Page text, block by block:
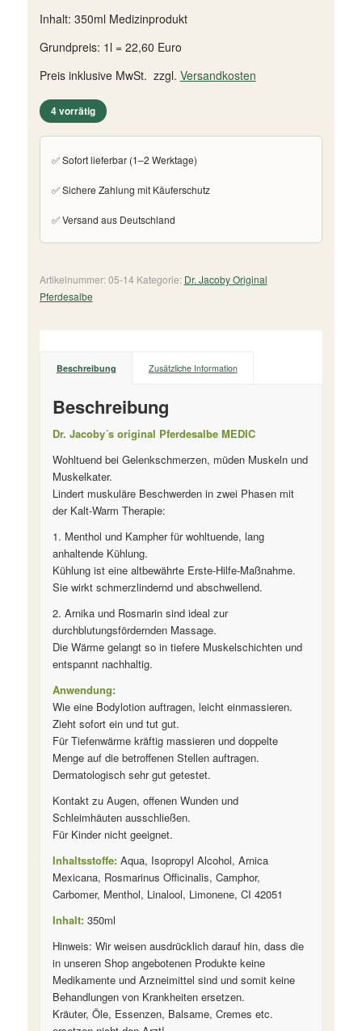
Inhalt: 350ml Medizinprodukt
Grundpreis: 1l = 22,60 Euro
Preis inklusive MwSt. zzgl. Versandkosten
4 vorrätig
✅ Sofort lieferbar (1–2 Werktage)
✅ Sichere Zahlung mit Käuferschutz
✅ Versand aus Deutschland
Artikelnummer:05-14 Kategorie: Dr. Jacoby Original
Pferdesalbe
Beschreibung Zusätzliche Information
Beschreibung
Dr. Jacoby´s original Pferdesalbe MEDIC
Wohltuend bei Gelenkschmerzen, müden Muskeln und
Muskelkater.
Lindert muskuläre Beschwerden in zwei Phasen mit
der Kalt-Warm Therapie:
1. Menthol und Kampher für wohltuende, lang
anhaltende Kühlung.
Kühlung ist eine altbewährte Erste-Hilfe-Maßnahme.
Sie wirkt schmerzlindernd und abschwellend.
2. Arnika und Rosmarin sind ideal zur
durchblutungsfördernden Massage.
Die Wärme gelangt so in tiefere Muskelschichten und
entspannt nachhaltig.
Anwendung:
Wie eine Bodylotion auftragen, leicht einmassieren.
Zieht sofort ein und tut gut.
Für Tiefenwärme kräftig massieren und doppelte
Menge auf die betroffenen Stellen auftragen.
Dermatologisch sehr gut getestet.
Kontakt zu Augen, offenen Wunden und
Schleimhäuten ausschließen.
Für Kinder nicht geeignet.
Inhaltsstoffe:Aqua, Isopropyl Alcohol, Arnica
Mexicana, Rosmarinus Officinalis, Camphor,
Carbomer, Menthol, Linalool, Limonene, CI 42051
Inhalt:350ml
Hinweis: Wir weisen ausdrücklich darauf hin, dass die
in unseren Shop angebotenen Produkte keine
Medikamente und Arzneimittel sind und somit keine
Behandlungen von Krankheiten ersetzen.
Kräuter, Öle, Essenzen, Balsame, Cremes etc.